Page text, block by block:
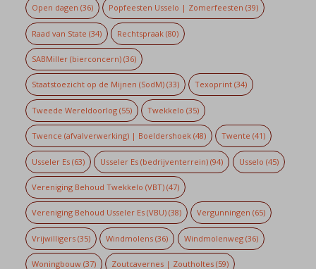
Open dagen (36) Popfeesten Usselo | Zomerfeesten (39)
Raad van State (34) Rechtspraak (80)
SABMiller (bierconcern)(36)
Staatstoezicht op de Mijnen (SodM)(33) Texoprint (34)
Tweede Wereldoorlog(55) Twekkelo (35)
Twence (afvalverwerking) | Boeldershoek(48) Twente (41)
Usseler Es(63) Usseler Es (bedrijventerrein) (94) Usselo (45)
Vereniging Behoud Twekkelo (VBT)(47)
Vereniging Behoud Usseler Es (VBU)(38) Vergunningen (65)
Vrijwilligers(35) Windmolens (36) Windmolenweg(36)
Woningbouw(37) Zoutcavernes | Zoutholtes (59)